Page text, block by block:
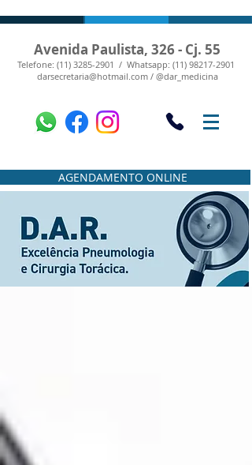
Avenida Paulista, 326 - Cj. 55
Telefone: (11) 3285-2901 / Whatsapp: (11) 98217-2901
darsecretaria@hotmail.com / @dar_medicina
AGENDAMENTO ONLINE